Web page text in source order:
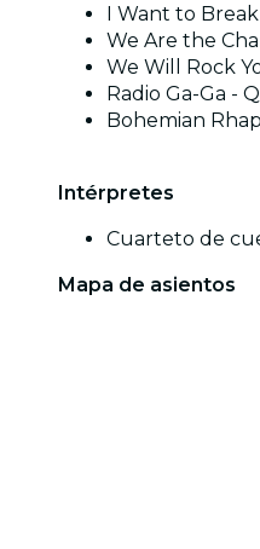
I Want to
We Are the
We Will Rock
Radio Ga-Ga -
Bohemian
Intérpretes
Cuarteto de
Mapa de asientos